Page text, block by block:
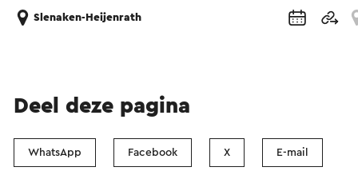
Slenaken-Heijenrath
Deel deze pagina
WhatsApp Facebook X E-mail